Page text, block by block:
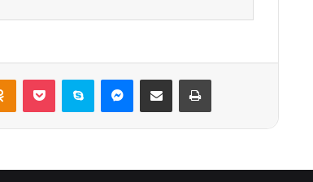
Odnoklassniki
Pocket Skype Messenger
E-Posta ile paylaş Yazdır